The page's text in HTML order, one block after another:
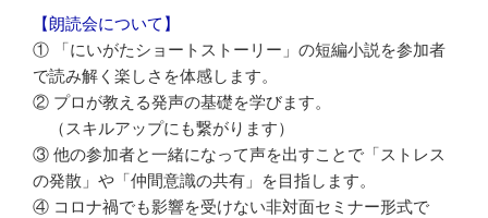
【朗読会について】
① 「にいがたショートストーリー」の短編小説を参加者
で読み解く楽しさを体感します。
② プロが教える発声の基礎を学びます。
（スキルアップにも繋がります）
③ 他の参加者と一緒になって声を出すことで「ストレス
の発散」や「仲間意識の共有」を目指します。
④ コロナ禍でも影響を受けない非対面セミナー形式で